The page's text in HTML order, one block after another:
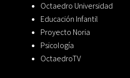
Octaedro Universidad
Educación Infantil
Proyecto Noria
Psicología
OctaedroTV